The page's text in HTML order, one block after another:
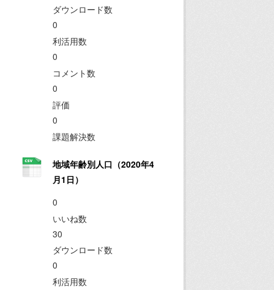
ダウンロード数
0
利活用数
0
コメント数
0
評価
0
課題解決数
地域年齢別人口（2020年4
月1日）
0
いいね数
30
ダウンロード数
0
利活用数